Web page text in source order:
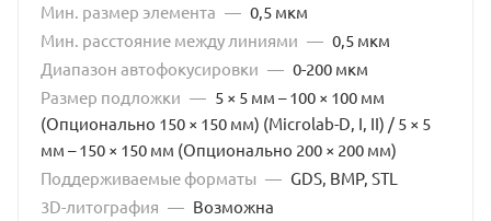
Мин. размер элемента — 0,5 мкм
Мин. расстояние между линиями — 0,5 мкм
Диапазон автофокусировки — 0-200 мкм
Размер подложки — 5 × 5 мм – 100 × 100 мм
(Опционально 150 × 150 мм) (Microlab-D, I, II) / 5 × 5
мм – 150 × 150 мм (Опционально 200 × 200 мм)
Поддерживаемые форматы — GDS, BMP, STL
3D-литография — Возможна